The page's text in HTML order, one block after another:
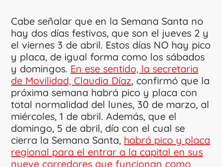
Cabe señalar que en la Semana Santa no
hay dos días festivos, que son el jueves 2 y
el viernes 3 de abril. Estos días NO hay pico
y placa, de igual forma como los sábados
y domingos. En ese sentido, la secretaria
de Movilidad, Claudia Díaz, confirmó que la
próxima semana habrá pico y placa con
total normalidad del lunes, 30 de marzo, al
miércoles, 1 de abril. Además, que el
domingo, 5 de abril, día con el cual se
cierra la Semana Santa, habrá pico y placa
regional para el entrar a la capital en sus
nueve corredores que funcionan como